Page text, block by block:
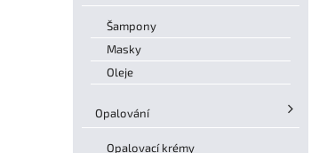
Šampony
Masky
Oleje
Opalování
Opalovací krémy